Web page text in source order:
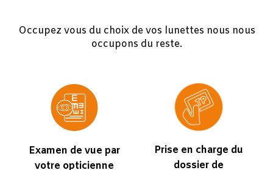
Occupez vous du choix de vos lunettes nous nous
occupons du reste.
Examen de vue par
votre opticienne
Prise en charge du
dossier de